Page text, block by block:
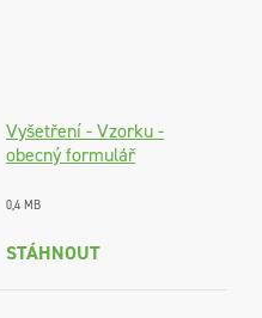
Vyšetření - Vzorku -
obecný formulář
0,4 MB
STÁHNOUT